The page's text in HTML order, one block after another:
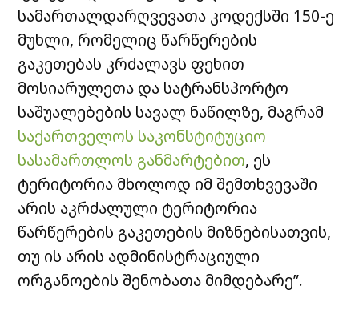
სამართალდარღვევათა კოდექსში 150-ე
მუხლი, რომელიც წარწერების
გაკეთებას კრძალავს ფეხით
მოსიარულეთა და სატრანსპორტო
საშუალებების სავალ ნაწილზე, მაგრამ
საქართველოს საკონსტიტუციო
სასამართლოს განმარტებით, ეს
ტერიტორია მხოლოდ იმ შემთხვევაში
არის აკრძალული ტერიტორია
წარწერების გაკეთების მიზნებისათვის,
თუ ის არის ადმინისტრაციული
ორგანოების შენობათა მიმდებარე”.